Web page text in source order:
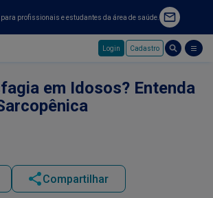
para profissionais e estudantes da área de saúde.
Login Cadastro
em Idosos? Entenda
Compartilhar